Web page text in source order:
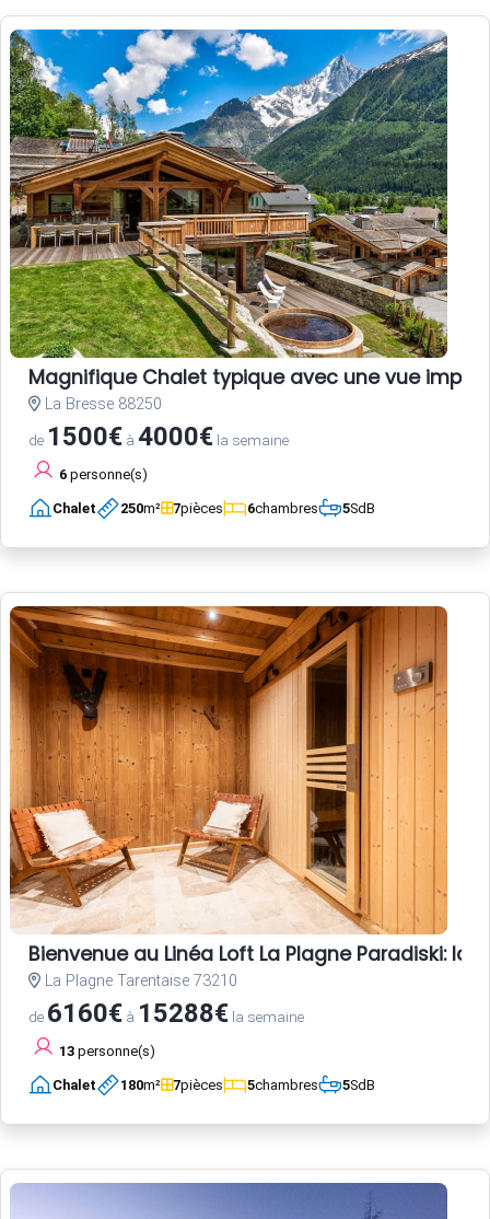
Magnifique Chalet typique avec une vue
La Bresse 88250
de 1500€ à 4000€ la semaine
6 personne(s)
Chalet 250m² 7pièces 6chambres 5SdB
Bienvenue au Linéa Loft La Plagne Paradiski:
La Plagne Tarentaise 73210
de 6160€ à 15288€ la semaine
13 personne(s)
Chalet 180m² 7pièces 5chambres 5SdB